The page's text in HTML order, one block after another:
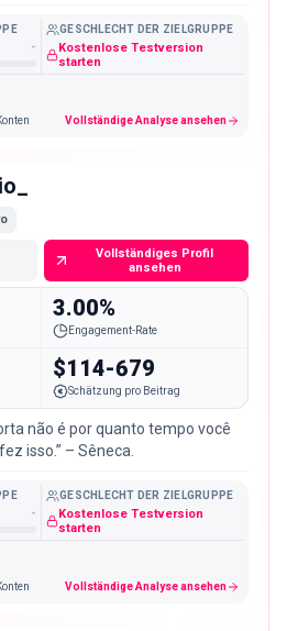
-
GESCHLECHT DER ZIELGRUPPE
Kostenlose Testversion
starten
Vollständige Analyse ansehen
Vollständiges Profil
ansehen
3.00%
Engagement-Rate
$114-679
Schätzung pro Beitrag
não é por quanto tempo você
isso.” – Sêneca.
-
GESCHLECHT DER ZIELGRUPPE
Kostenlose Testversion
starten
Vollständige Analyse ansehen